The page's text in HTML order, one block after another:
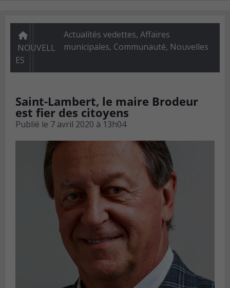
NOUVELL
ES
Actualités vedettes,Affaires
municipales, Communauté, Nouvelles
Saint-Lambert, le maire Brodeur
est fier des citoyens
Publié le 7 avril 2020 à 13h04